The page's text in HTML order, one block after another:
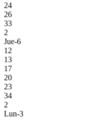
24
26
33
2
Jue-6
12
13
17
20
23
34
2
Lun-3